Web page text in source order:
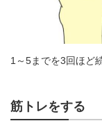
1～5までを3回ほど
筋トレをする